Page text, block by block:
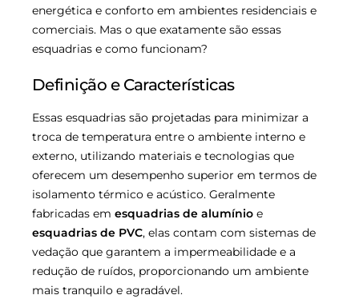
energética e conforto em ambientes residenciais e
comerciais. Mas o que exatamente são essas
esquadrias e como funcionam?
Definição e Características
Essas esquadrias são projetadas para minimizar a
troca de temperatura entre o ambiente interno e
externo, utilizando materiais e tecnologias que
oferecem um desempenho superior em termos de
isolamento térmico e acústico. Geralmente
fabricadas em esquadrias de alumínio e
esquadrias de PVC, elas contam com sistemas de
vedação que garantem a impermeabilidade e a
redução de ruídos, proporcionando um ambiente
mais tranquilo e agradável.